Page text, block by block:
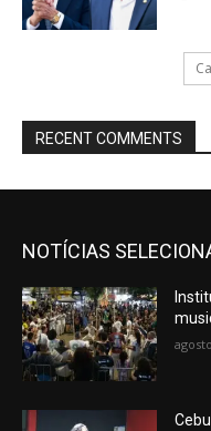
RECENT COMMENTS
NOTÍCIAS